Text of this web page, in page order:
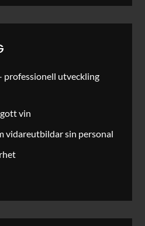
professionell utveckling
vin
vidareutbildar sin personal